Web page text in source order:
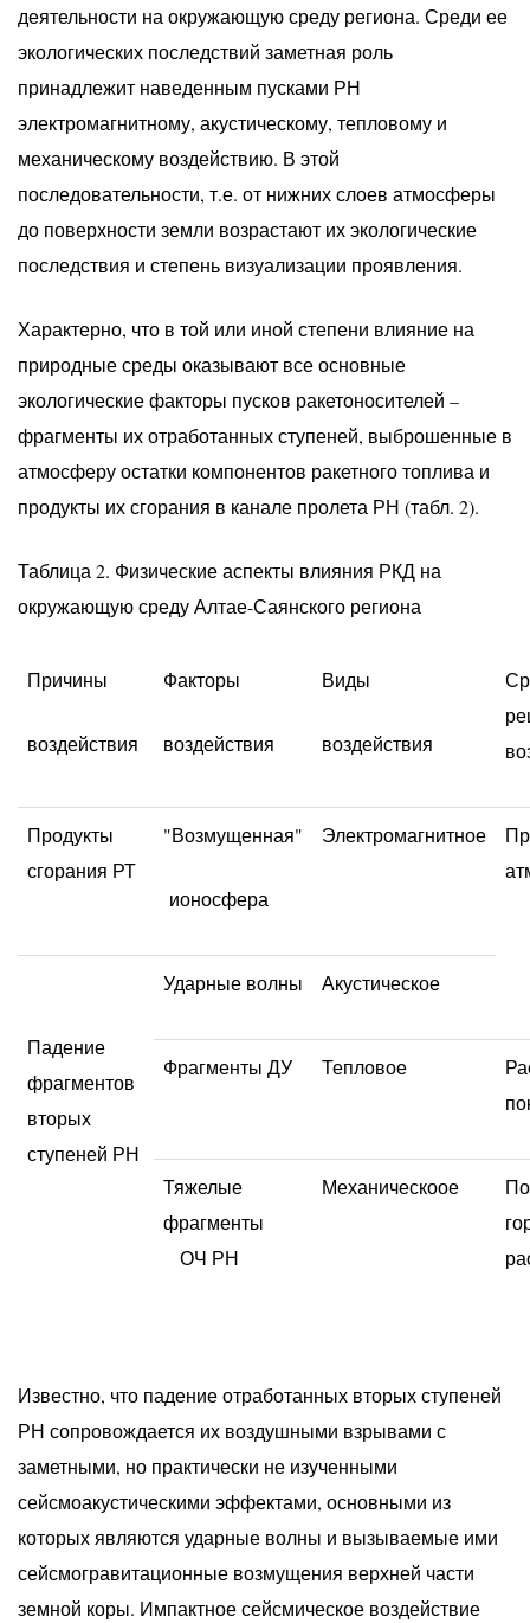
деятельности на окружающую среду региона. Среди ее
экологических последствий заметная роль
принадлежит наведенным пусками РН
электромагнитному, акустическому, тепловому и
механическому воздействию. В этой
последовательности, т.е. от нижних слоев атмосферы
до поверхности земли возрастают их экологические
последствия и степень визуализации проявления.
Характерно, что в той или иной степени влияние на
природные среды оказывают все основные
экологические факторы пусков ракетоносителей –
фрагменты их отработанных ступеней, выброшенные в
атмосферу остатки компонентов ракетного топлива и
продукты их сгорания в канале пролета РН (табл. 2).
Таблица 2. Физические аспекты влияния РКД на
окружающую среду Алтае-Саянского региона
Причины
воздействия
Факторы
воздействия
Виды
воздействия
Продукты
сгорания РТ
"Возмущенная"
ионосфера
Электромагнитное
Падение
фрагментов
вторых
ступеней РН
Ударные волны Акустическое
Фрагменты ДУ Тепловое
Тяжелые
фрагменты
ОЧ РН
Механическоое
Известно, что падение отработанных вторых ступеней
РН сопровождается их воздушными взрывами с
заметными, но практически не изученными
сейсмоакустическими эффектами, основными из
которых являются ударные волны и вызываемые ими
сейсмогравитационные возмущения верхней части
земной коры. Импактное сейсмическое воздействие